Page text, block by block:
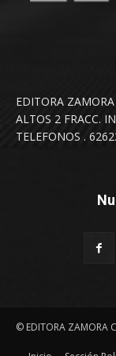
EDITORA
ALTOS 2 FRACC.
TELEFONOS .
© EDITORA ZAMORA